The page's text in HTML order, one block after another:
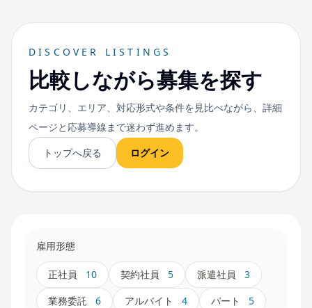
DISCOVER LISTINGS
比較しながら募集を探す
カテゴリ、エリア、対応形式や条件を見比べながら、詳細
ページと応募導線まで迷わず進めます。
トップへ戻る
ログイン
雇用形態
正社員 10 契約社員 5 派遣社員
3
業務委託
6 アルバイト 4 パート 5